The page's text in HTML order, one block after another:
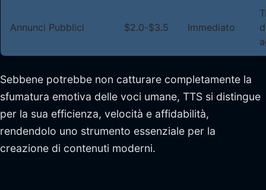
Annunci Pubblici $2.0-$3.5 Immediato
Sebbene potrebbe non catturare completamente la
sfumatura emotiva delle voci umane, TTS si distingue
per la sua efficienza, velocità e affidabilità,
rendendolo uno strumento essenziale per la
creazione di contenuti moderni.